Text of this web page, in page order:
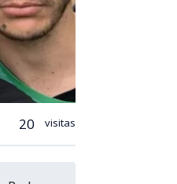
20 visitas